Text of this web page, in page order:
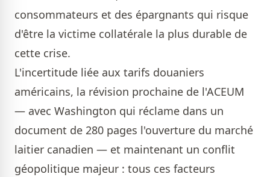
consommateurs et des épargnants qui risque
d'être la victime collatérale la plus durable de
cette crise.
L'incertitude liée aux tarifs douaniers
américains, la révision prochaine de l'ACEUM
— avec Washington qui réclame dans un
document de 280 pages l'ouverture du marché
laitier canadien — et maintenant un conflit
géopolitique majeur : tous ces facteurs